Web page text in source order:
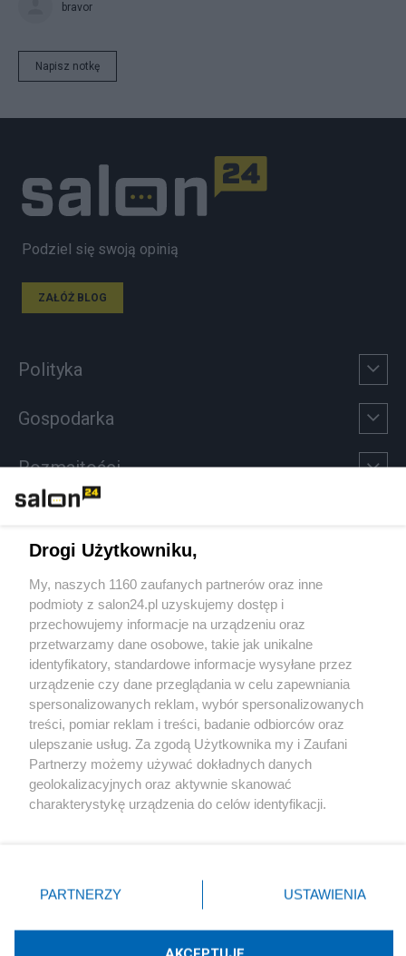
bravor
Napisz notkę
Podziel się swoją opinią
ZAŁÓŻ BLOG
Polityka
Gospodarka
Rozmaitości
Sport
Społeczeństwo
Kultura
X Facebook Instagram Youtube
Drogi Użytkowniku,
My, naszych 1160 zaufanych partnerów oraz inne
podmioty z salon24.pl uzyskujemy dostęp i
przechowujemy informacje na urządzeniu oraz
przetwarzamy dane osobowe, takie jak unikalne
identyfikatory, standardowe informacje wysyłane przez
urządzenie czy dane przeglądania w celu zapewniania
spersonalizowanych reklam, wybór spersonalizowanych
treści, pomiar reklam i treści, badanie odbiorców oraz
ulepszanie usług. Za zgodą Użytkownika my i Zaufani
Partnerzy możemy używać dokładnych danych
geolokalizacyjnych oraz aktywnie skanować
charakterystykę urządzenia do celów identyfikacji.
zmienić/wycofać klikając przycisk ustawień prywatności
znajdujący się w lewym dolnym rogu strony
rodzaje przetwarzania danych nie wymagają zgody
użytkownika, ale masz prawo sprzeciwić się takiemu
PARTNERZY USTAWIENIA